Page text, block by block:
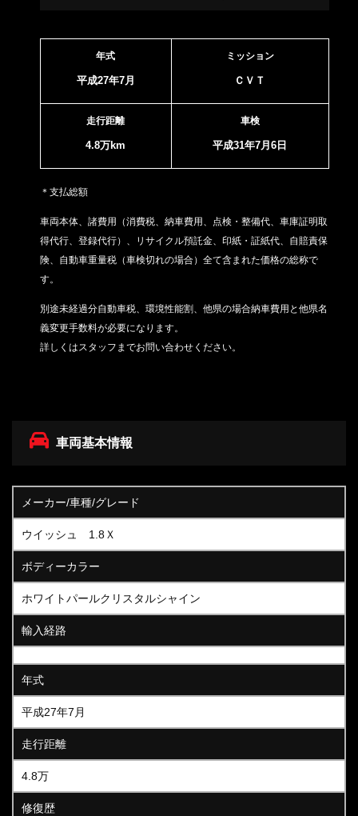
年式
平成27年7月
ミッション
ＣＶＴ
走行距離
4.8万km
車検
平成31年7月6日
＊支払総額
車両本体、諸費用（消費税、納車費用、点検・整備代、車庫証明取
得代行、登録代行）、リサイクル預託金、印紙・証紙代、 自賠責保
険、自動車重量税（車検切れの場合） 全て含まれた価格の総称で
す。
別途未経過分自動車税、環境性能割、他県の場合納車費用と他県名
義変更手数料が必要になります。
詳しくはスタッフまでお問い合わせください。
車両基本情報
メーカー/車種/グレード
ウイッシュ 1.8Ｘ
ボディーカラー
ホワイトパールクリスタルシャイン
輸入経路
年式
平成27年7月
走行距離
4.8万
修復歴